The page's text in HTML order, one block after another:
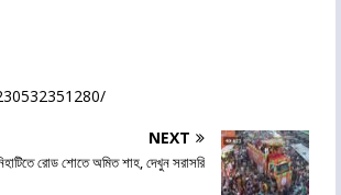
NEXT
রোড শোতে অমিত শাহ, দেখুন সরাসরি